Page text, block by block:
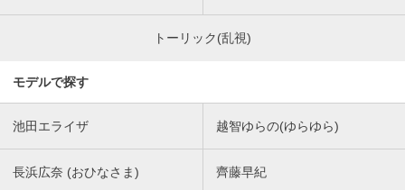
トーリック(乱視)
モデルで探す
池田エライザ 越智ゆらの(ゆらゆら)
長浜広奈 (おひなさま) 齊藤早紀